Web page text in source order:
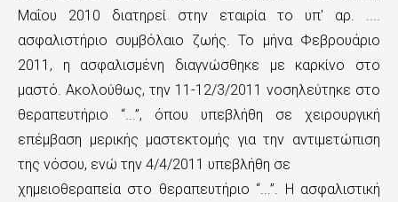
Μαΐου 2010 διατηρεί στην εταιρία το υπ' αρ. ....
ασφαλιστήριο συμβόλαιο ζωής. Το μήνα Φεβρουάριο
2011, η ασφαλισμένη διαγνώσθηκε με καρκίνο στο
μαστό. Ακολούθως, την 11-12/3/2011 νοσηλεύτηκε στο
θεραπευτήριο “...”, όπου υπεβλήθη σε χειρουργική
επέμβαση μερικής μαστεκτομής για την αντιμετώπιση
της νόσου, ενώ την 4/4/2011 υπεβλήθη σε
χημειοθεραπεία στο θεραπευτήριο “...”. Η ασφαλιστική